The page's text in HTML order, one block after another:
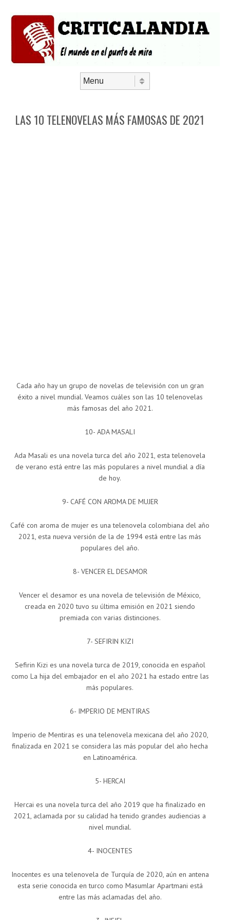
LAS 10 TELENOVELAS MÁS FAMOSAS DE 2021
Cada año hay un grupo de novelas de televisión con un gran
éxito a nivel mundial. Veamos cuáles son las 10 telenovelas
más famosas del año 2021.
10- ADA MASALI
Ada Masali es una novela turca del año 2021, esta telenovela
de verano está entre las más populares a nivel mundial a día
de hoy.
9- CAFÉ CON AROMA DE MUJER
Café con aroma de mujer es una telenovela colombiana del año
2021, esta nueva versión de la de 1994 está entre las más
populares del año.
8- VENCER EL DESAMOR
Vencer el desamor es una novela de televisión de México,
creada en 2020 tuvo su última emisión en 2021 siendo
premiada con varias distinciones.
7- SEFIRIN KIZI
Sefirin Kizi es una novela turca de 2019, conocida en español
como La hija del embajador en el año 2021 ha estado entre las
más populares.
6- IMPERIO DE MENTIRAS
Imperio de Mentiras es una telenovela mexicana del año 2020,
finalizada en 2021 se considera las más popular del año hecha
en Latinoamérica.
5- HERCAI
Hercai es una novela turca del año 2019 que ha finalizado en
2021, aclamada por su calidad ha tenido grandes audiencias a
nivel mundial.
4- INOCENTES
Inocentes es una telenovela de Turquía de 2020, aún en antena
esta serie conocida en turco como Masumlar Apartmani está
entre las más aclamadas del año.